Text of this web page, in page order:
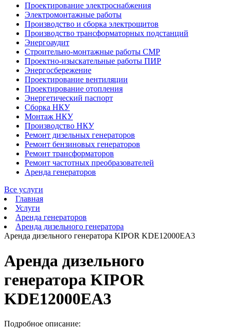
Проектирование электроснабжения
Электромонтажные работы
Производство и сборка электрощитов
Производство трансформаторных подстанций
Энергоаудит
Строительно-монтажные работы СМР
Проектно-изыскательные работы ПИР
Энергосбережение
Проектирование вентиляции
Проектирование отопления
Энергетический паспорт
Сборка НКУ
Монтаж НКУ
Производство НКУ
Ремонт дизельных генераторов
Ремонт бензиновых генераторов
Ремонт трансформаторов
Ремонт частотных преобразователей
Аренда генераторов
Все услуги
Главная
Услуги
Аренда генераторов
Аренда дизельного генератора
Аренда дизельного генератора KIPOR KDE12000EA3
Аренда дизельного
генератора KIPOR
KDE12000EA3
Подробное описание: